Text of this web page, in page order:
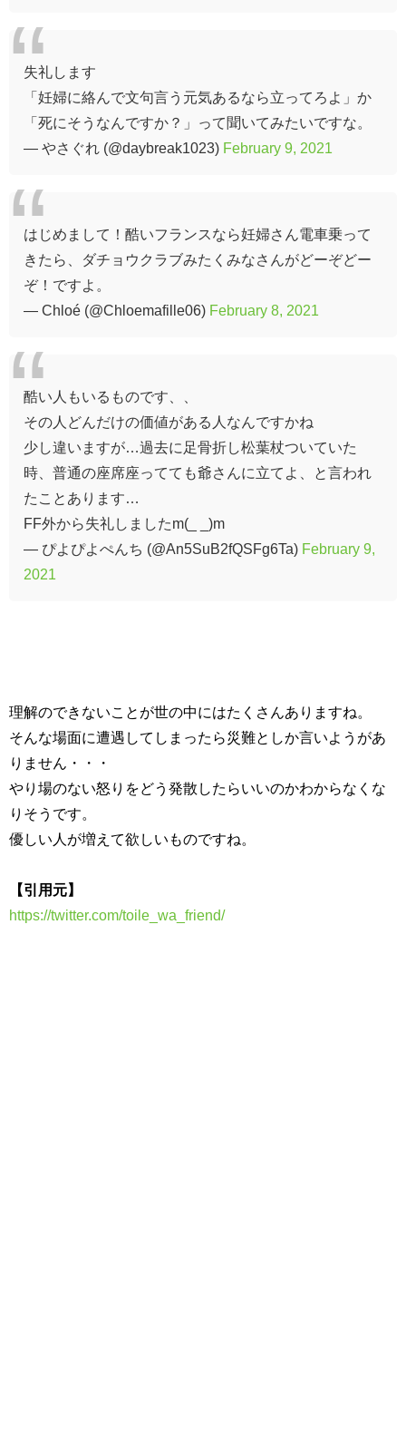
失礼します
「妊婦に絡んで文句言う元気あるなら立ってろよ」か
「死にそうなんですか？」って聞いてみたいですな。
— やさぐれ (@daybreak1023) February 9, 2021
はじめまして！酷いフランスなら妊婦さん電車乗って
きたら、ダチョウクラブみたくみなさんがどーぞどー
ぞ！ですよ。
— Chloé (@Chloemafille06) February 8, 2021
酷い人もいるものです、、
その人どんだけの価値がある人なんですかね
少し違いますが…過去に足骨折し松葉杖ついていた
時、普通の座席座ってても爺さんに立てよ、と言われ
たことあります…
FF外から失礼しましたm(_ _)m
— ぴよぴよぺんち (@An5SuB2fQSFg6Ta) February 9,
2021
理解のできないことが世の中にはたくさんありますね。
そんな場面に遭遇してしまったら災難としか言いようがあ
りません・・・
やり場のない怒りをどう発散したらいいのかわからなくな
りそうです。
優しい人が増えて欲しいものですね。
【引用元】
https://twitter.com/toile_wa_friend/